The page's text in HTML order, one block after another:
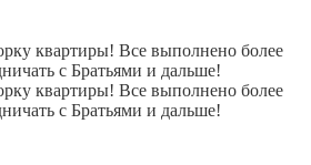
квартиры! Все выполнено более
с Братьями и дальше!
квартиры! Все выполнено более
с Братьями и дальше!